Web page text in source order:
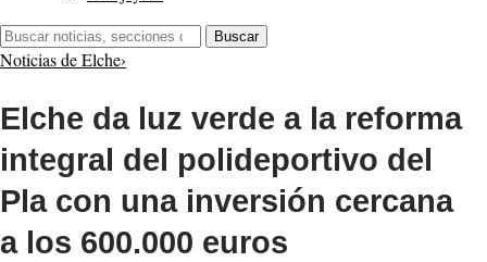
Buscar:
Buscar
Noticias de Elche›
Elche da luz verde a la reforma
integral del polideportivo del
Pla con una inversión cercana
a los 600.000 euros